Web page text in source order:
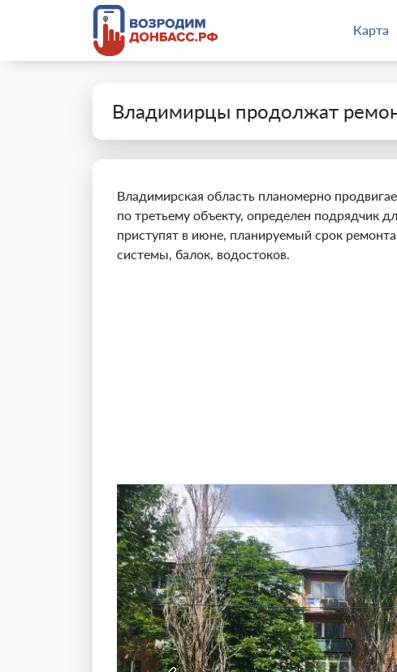
Карта
Владимирцы продолжат
Владимирская область планомерно
по третьему объекту, определен подрядчик
приступят в июне, планируемый срок
системы, балок, водостоков.